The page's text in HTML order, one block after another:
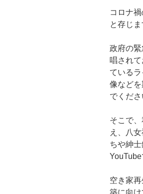
コロナ
と存じま
政府の
唱され
ている
像など
でくだ
そこで
え、八
ちや紳
空き家
築に向け